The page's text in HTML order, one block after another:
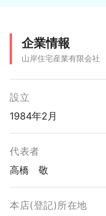
企業情報
山岸住宅産業有限会社
設立
1984年2月
代表者
高橋 敬
本店(登記)所在地